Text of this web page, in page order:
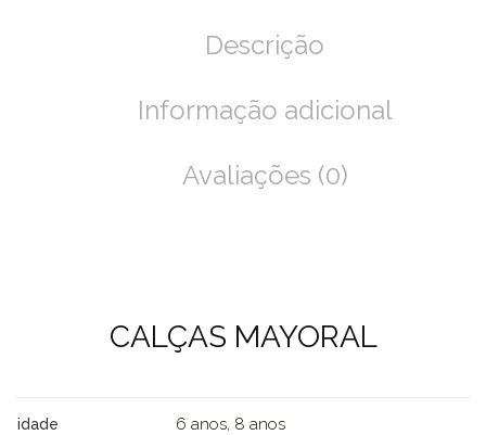
Descrição
Informação adicional
Avaliações (0)
CALÇAS MAYORAL
idade 6 anos, 8 anos